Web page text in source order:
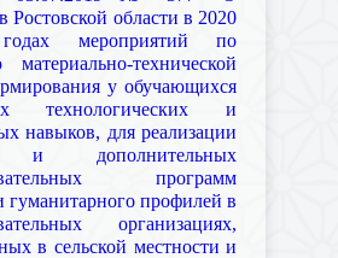
Ростовской области в 2020
мероприятий по
технической
у обучающихся
технологических и
навыков, для реализации
и дополнительных
программ
гуманитарного профилей в
организациях,
в сельской местности и